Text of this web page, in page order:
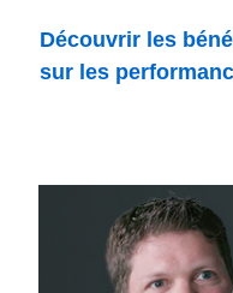
Découvrir les
sur les